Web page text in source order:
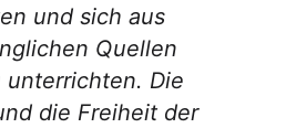
und sich aus
Quellen
Die
die Freiheit der